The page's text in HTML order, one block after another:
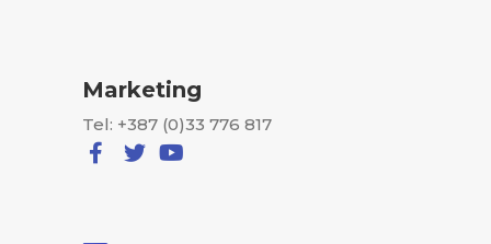
Marketing
Tel: +387 (0)33 776 817